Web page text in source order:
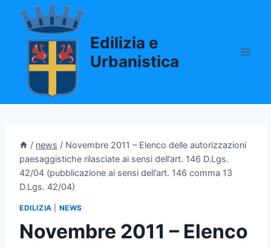
Salta
contenuto
Edilizia e
Urbanistica
/ news / Novembre 2011 – Elenco delle autorizzazioni
paesaggistiche rilasciate ai sensi dell’art. 146 D.Lgs.
42/04 (pubblicazione ai sensi dell’art. 146 comma 13
D.Lgs. 42/04)
EDILIZIA NEWS
Novembre 2011 – Elenco